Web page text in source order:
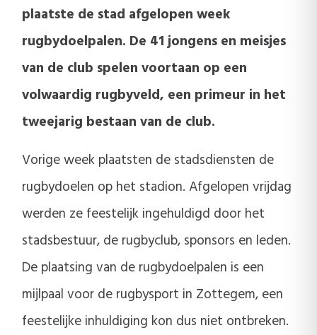
plaatste de stad afgelopen week
rugbydoelpalen. De 41 jongens en meisjes
van de club spelen voortaan op een
volwaardig rugbyveld, een primeur in het
tweejarig bestaan van de club.
Vorige week plaatsten de stadsdiensten de
rugbydoelen op het stadion. Afgelopen vrijdag
werden ze feestelijk ingehuldigd door het
stadsbestuur, de rugbyclub, sponsors en leden.
De plaatsing van de rugbydoelpalen is een
mijlpaal voor de rugbysport in Zottegem, een
feestelijke inhuldiging kon dus niet ontbreken.